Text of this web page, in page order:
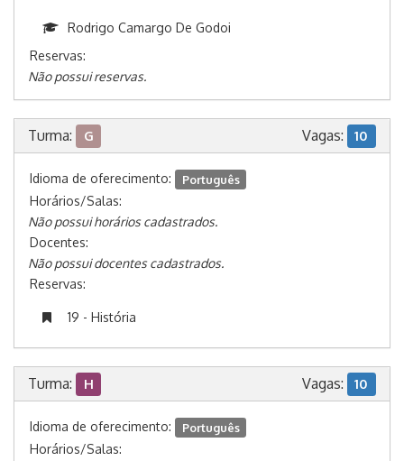
Rodrigo Camargo De Godoi
Reservas:
Não possui reservas.
Turma: G Vagas: 10
Idioma de oferecimento: Português
Horários/Salas:
Não possui horários cadastrados.
Docentes:
Não possui docentes cadastrados.
Reservas:
19 - História
Turma: H Vagas: 10
Idioma de oferecimento: Português
Horários/Salas: